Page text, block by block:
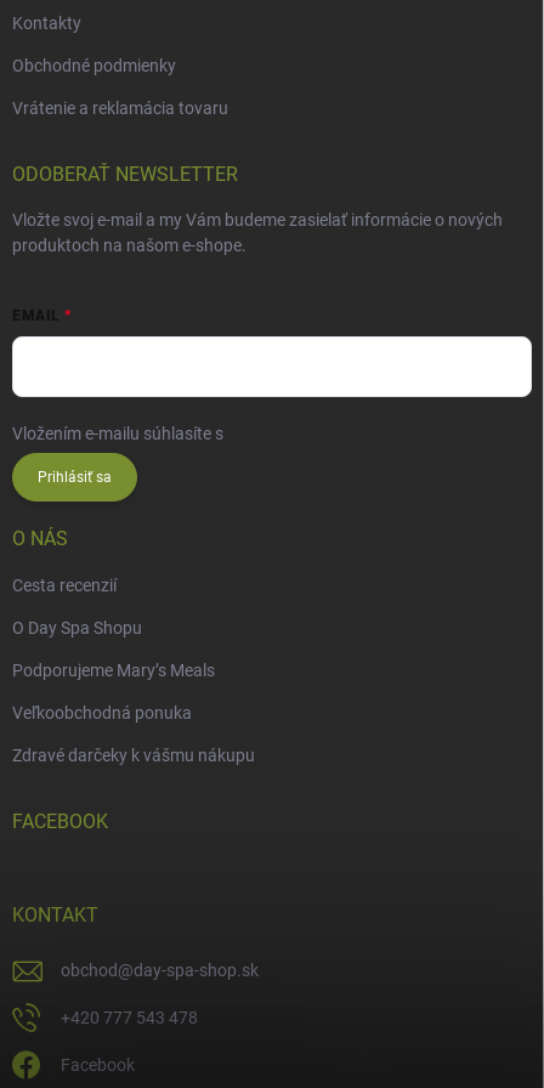
Kontakty
Obchodné podmienky
Vrátenie a reklamácia tovaru
ODOBERAŤ NEWSLETTER
Vložte svoj e-mail a my Vám budeme zasielať informácie o nových
produktoch na našom e-shope.
EMAIL
Vložením e-mailu súhlasíte s
Prihlásiť sa
O NÁS
Cesta recenzií
O Day Spa Shopu
Podporujeme Mary’s Meals
Veľkoobchodná ponuka
Zdravé darčeky k vášmu nákupu
FACEBOOK
KONTAKT
obchod@day-spa-shop.sk
+420 777 543 478
Facebook